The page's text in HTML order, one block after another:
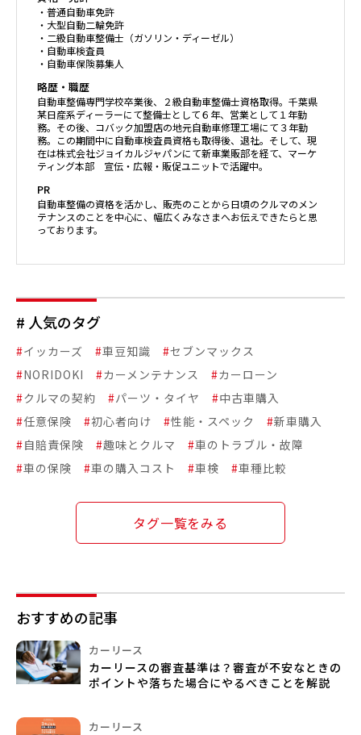
・普通自動車免許
・大型自動二輪免許
・二級自動車整備士（ガソリン・ディーゼル）
・自動車検査員
・自動車保険募集人
略歴・職歴
自動車整備専門学校卒業後、２級自動車整備士資格取得。千葉県
某日産系ディーラーにて整備士として６年、営業として１年勤
務。その後、コバック加盟店の地元自動車修理工場にて３年勤
務。この期間中に自動車検査員資格も取得後、退社。そして、現
在は株式会社ジョイカルジャパンにて新車業販部を経て、マーケ
ティング本部 宣伝・広報・販促ユニットで活躍中。
PR
自動車整備の資格を活かし、販売のことから日頃のクルマのメン
テナンスのことを中心に、幅広くみなさまへお伝えできたらと思
っております。
# 人気のタグ
#イッカーズ #車豆知識 #セブンマックス
#NORIDOKI #カーメンテナンス #カーローン
#クルマの契約 #パーツ・タイヤ #中古車購入
#任意保険 #初心者向け #性能・スペック #新車購入
#自賠責保険 #趣味とクルマ #車のトラブル・故障
#車の保険 #車の購入コスト #車検 #車種比較
タグ一覧をみる
おすすめの記事
カーリース
カーリースの審査基準は？審査が不安なときの
ポイントや落ちた場合にやるべきことを解説
カーリース